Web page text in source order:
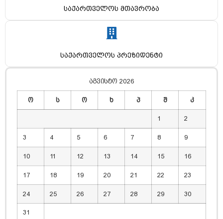
საქართველოს მთავრობა
საქართველოს პრეზიდენტი
აგვისტო 2026
ო ს ო ხ პ შ კ
1 2
3 4 5 6 7 8 9
10 11 12 13 14 15 16
17 18 19 20 21 22 23
24 25 26 27 28 29 30
31